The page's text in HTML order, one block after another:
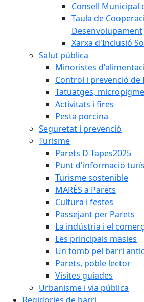
Consell Municipal
Taula de
Desenvolupament
Xarxa d'Inclusió
Salut pública
Minoristes
Control i prevenció de
Tatuatges,
Activitats i fires
Pesta porcina
Seguretat i prevenció
Turisme
Parets D-Tapes2025
Punt d'informació
Turisme sostenible
MARÈS a Parets
Cultura i festes
Passejant per Parets
La indústria i el comerç
Les principals masies
Un tomb pel barri antic
Parets, poble lector
Visites guiades
Urbanisme i via pública